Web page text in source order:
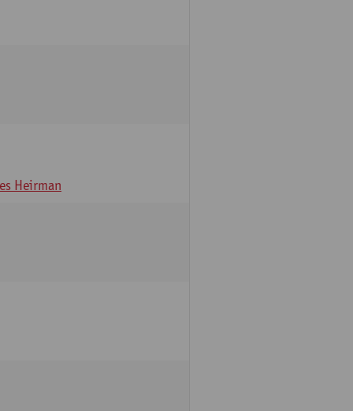
Heirman